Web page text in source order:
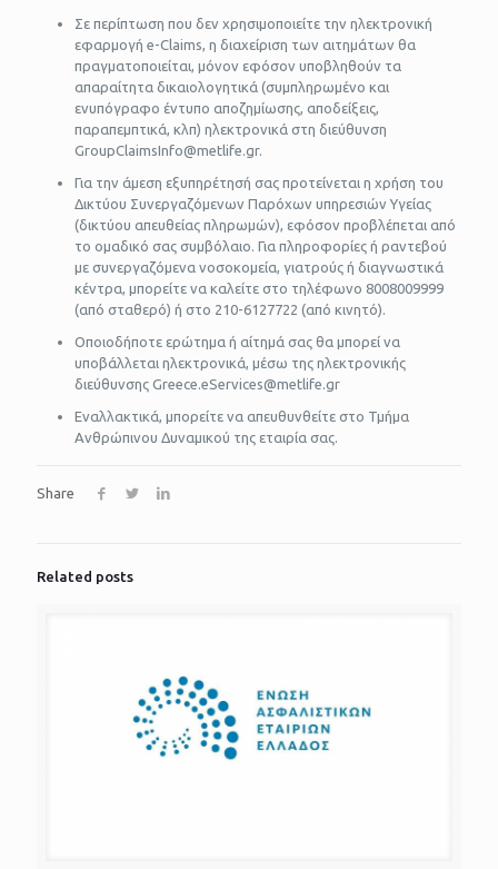
Σε περίπτωση που δεν χρησιμοποιείτε την ηλεκτρονική
εφαρμογή e-Claims, η διαχείριση των αιτημάτων θα
πραγματοποιείται, μόνον εφόσον υποβληθούν τα
απαραίτητα δικαιολογητικά (συμπληρωμένο και
ενυπόγραφο έντυπο αποζημίωσης, αποδείξεις,
παραπεμπτικά, κλπ) ηλεκτρονικά στη διεύθυνση
GroupClaimsInfo@metlife.gr.
Για την άμεση εξυπηρέτησή σας προτείνεται η χρήση του
Δικτύου Συνεργαζόμενων Παρόχων υπηρεσιών Υγείας
(δικτύου απευθείας πληρωμών), εφόσον προβλέπεται από
το ομαδικό σας συμβόλαιο. Για πληροφορίες ή ραντεβού
με συνεργαζόμενα νοσοκομεία, γιατρούς ή διαγνωστικά
κέντρα, μπορείτε να καλείτε στο τηλέφωνο 8008009999
(από σταθερό) ή στο 210-6127722 (από κινητό).
Οποιοδήποτε ερώτημα ή αίτημά σας θα μπορεί να
υποβάλλεται ηλεκτρονικά, μέσω της ηλεκτρονικής
διεύθυνσης Greece.eServices@metlife.gr
Εναλλακτικά, μπορείτε να απευθυνθείτε στο Τμήμα
Ανθρώπινου Δυναμικού της εταιρία σας.
Share
Related posts